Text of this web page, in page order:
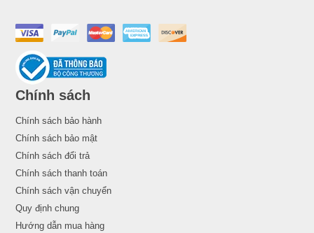
Chính sách
Chính sách bảo hành
Chính sách bảo mật
Chính sách đổi trả
Chính sách thanh toán
Chính sách vận chuyển
Quy định chung
Hướng dẫn mua hàng